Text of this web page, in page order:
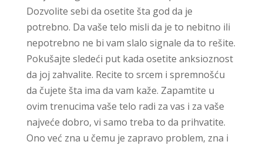
Dozvolite sebi da osetite šta god da je
potrebno. Da vaše telo misli da je to nebitno ili
nepotrebno ne bi vam slalo signale da to rešite.
Pokušajte sledeći put kada osetite anksioznost
da joj zahvalite. Recite to srcem i spremnošću
da čujete šta ima da vam kaže. Zapamtite u
ovim trenucima vaše telo radi za vas i za vaše
najveće dobro, vi samo treba to da prihvatite.
Ono već zna u čemu je zapravo problem, zna i